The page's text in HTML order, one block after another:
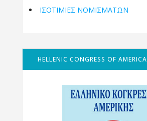
ΙΣΟΤΙΜΙΕΣ ΝΟΜΙΣΜΑΤΩΝ
HELLENIC CONGRESS OF AMERICA